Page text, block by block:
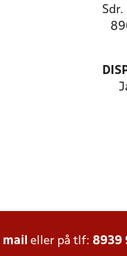
mail eller på tlf: 8939